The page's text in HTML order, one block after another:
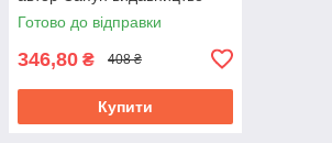
Підручники і посібники
Готово до відправки
346,80 ₴ 408 ₴
Купити